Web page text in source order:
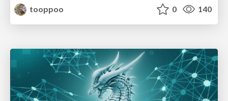
tooppoo
0 140